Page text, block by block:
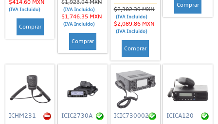
$414.60 MXN
(IVA Incluido)
Comprar
$1,923.94 MXN
(IVA Incluido)
$1,746.35 MXN
(IVA Incluido)
Comprar
$2,302.39 MXN
(IVA Incluido)
$2,089.86 MXN
(IVA Incluido)
Comprar
Comprar
ICHM231
ICIC2730A
ICIC730002
ICICA120